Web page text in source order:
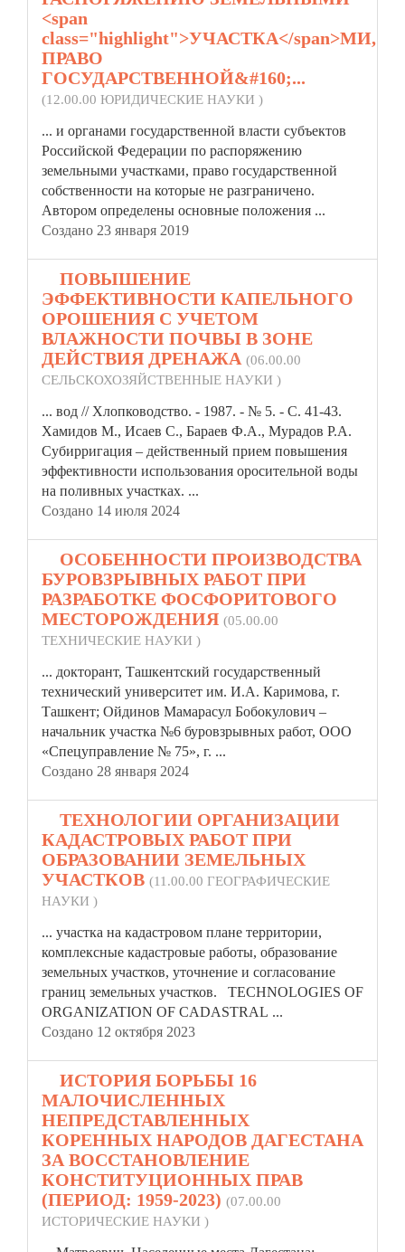
<span
class="highlight">УЧАСТКА</span>МИ,
ПРАВО
ГОСУДАРСТВЕННОЙ&#160;...
(12.00.00 ЮРИДИЧЕСКИЕ НАУКИ )
... и органами государственной власти субъектов
Российской Федерации по распоряжению
земельными участками, право государственной
собственности на которые не разграничено.
Автором определены основные положения ...
Создано 23 января 2019
ПОВЫШЕНИЕ
ЭФФЕКТИВНОСТИ КАПЕЛЬНОГО
ОРОШЕНИЯ С УЧЕТОМ
ВЛАЖНОСТИ ПОЧВЫ В ЗОНЕ
ДЕЙСТВИЯ ДРЕНАЖА (06.00.00
СЕЛЬСКОХОЗЯЙСТВЕННЫЕ НАУКИ )
... вод // Хлопководство. - 1987. - № 5. - С. 41-43.
Хамидов М., Исаев С., Бараев Ф.А., Мурадов Р.А.
Субирригация – действенный прием повышения
эффективности использования оросительной воды
на поливных участках. ...
Создано 14 июля 2024
ОСОБЕННОСТИ ПРОИЗВОДСТВА
БУРОВЗРЫВНЫХ РАБОТ ПРИ
РАЗРАБОТКЕ ФОСФОРИТОВОГО
МЕСТОРОЖДЕНИЯ (05.00.00
ТЕХНИЧЕСКИЕ НАУКИ )
... докторант, Ташкентский государственный
технический университет им. И.А. Каримова, г.
Ташкент; Ойдинов Мамарасул Бобокулович –
начальник участка №6 буровзрывных работ, ООО
«Спецуправление № 75», г. ...
Создано 28 января 2024
ТЕХНОЛОГИИ ОРГАНИЗАЦИИ
КАДАСТРОВЫХ РАБОТ ПРИ
ОБРАЗОВАНИИ ЗЕМЕЛЬНЫХ
УЧАСТКОВ (11.00.00 ГЕОГРАФИЧЕСКИЕ
НАУКИ )
... участка на кадастровом плане территории,
комплексные кадастровые работы, образование
земельных участков, уточнение и согласование
границ земельных участков. TECHNOLOGIES OF
ORGANIZATION OF CADASTRAL ...
Создано 12 октября 2023
ИСТОРИЯ БОРЬБЫ 16
МАЛОЧИСЛЕННЫХ
НЕПРЕДСТАВЛЕННЫХ
КОРЕННЫХ НАРОДОВ ДАГЕСТАНА
ЗА ВОССТАНОВЛЕНИЕ
КОНСТИТУЦИОННЫХ ПРАВ
(ПЕРИОД: 1959-2023) (07.00.00
ИСТОРИЧЕСКИЕ НАУКИ )